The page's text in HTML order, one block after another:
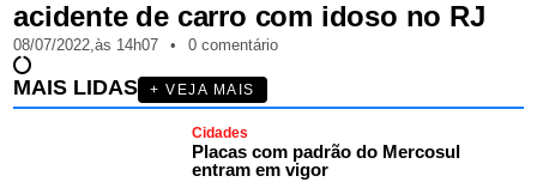
acidente de carro com idoso no RJ
08/07/2022,às 14h07 • 0 comentário
MAIS LIDAS + VEJA MAIS
Cidades
Placas com padrão do Mercosul
entram em vigor